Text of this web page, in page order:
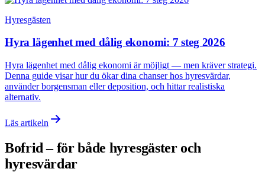
Hyresgästen
Hyra lägenhet med dålig ekonomi: 7 steg 2026
Hyra lägenhet med dålig ekonomi är möjligt — men kräver strategi.
Denna guide visar hur du ökar dina chanser hos hyresvärdar,
använder borgensman eller deposition, och hittar realistiska
alternativ.
Läs artikeln
Bofrid – för både hyresgäster och
hyresvärdar